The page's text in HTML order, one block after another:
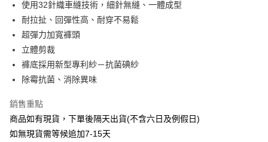
國泰世華商業銀行
兆豐國際商業銀行
臺灣中小企業銀行
匯豐（台灣）商業銀行
聯邦商業銀行
元大商業銀行
玉山商業銀行
台新國際商業銀行
上海商業儲蓄銀行
台北富邦商業銀行
國泰世華商業銀行
臺灣中小企業銀行
匯豐（台灣）商業銀行
聯邦商業銀行
元大商業銀行
玉山商業銀行
台灣樂天信用卡公司
LINE Pay
Apple Pay
街口支付
悠遊付
【關於「AFTEE先享後付」】
AFTEE先享後付是「在收到商品之後才付款」的支付方式。 讓您購物簡單
ATM付款
使用32針織車縫技術，細針無縫、一體成型
耐拉扯、回彈性高、耐穿不易鬆
超彈力加寬褲頭
立體剪裁
褲底採用新型專利紗－抗菌碘紗
除霉抗菌、消除異味
銷售重點
商品如有現貨，下單後隔天出貨(不含六日及例假日)
如無現貨需等候追加7-15天